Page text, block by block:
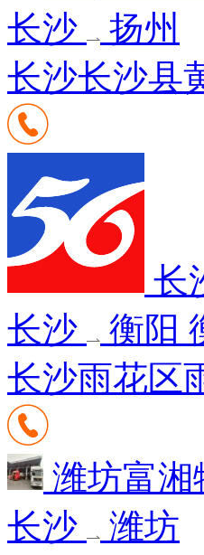
长沙
扬州
长沙长沙县
长
长沙
衡阳
长沙雨花区
潍坊富
长沙
潍坊